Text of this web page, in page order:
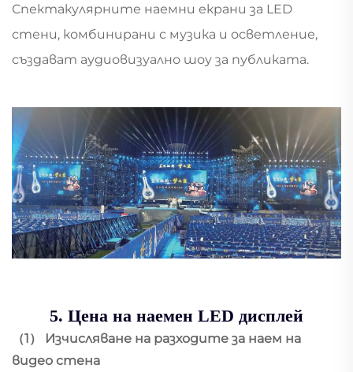
Спектакулярните наемни екрани за LED
стени, комбинирани с музика и осветление,
създават аудиовизуално шоу за публиката.
5. Цена на наемен LED дисплей
（1） Изчисляване на разходите за наем на
видео стена